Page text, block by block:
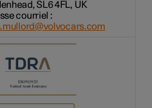
SL6 4FL, UK
courriel :